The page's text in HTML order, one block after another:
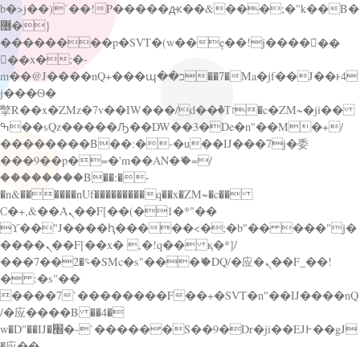
b�>j��)΄��!P�����ԫ��&���;�"k��B�
޶�}
��������p�SVT�(w��ę��!j������
��x�;�-
m��@J����nQ+���պ��כ��7�Ma�jf��J��ͱ4
j���Ѳ�
撆R��x�ZMz�7v��IW���/d��ٞ�Тז�c�ZM~�ji��
ߒ��sQz�����Ԡ��DW��3�De�n"��M�+/
��������B��:�-�u��IJ���7j�委
���9��p�=�'m��AN�ޭ�=/
��������B��:�-
�n&������nUf���������q��x�ZM~�c��
Ϲ�+,&��Ὰܢ��F[��(�1�*"��
ϒ��"J����ԧ�����<�;�b"�� ���"j�
����ܢ��F[��x� ,�!q�� қ�*]/
���؝�2��7�SMc�s"���ޭ�DQ/�应�ܢ��F_��!
� :�s"��
����7`��������F��+�SVT�n"��IJ����nQ
/�应����B ��4�
w�D"��IJ�׭�-`������S��9�Dr�ji��EJ߅��gJ